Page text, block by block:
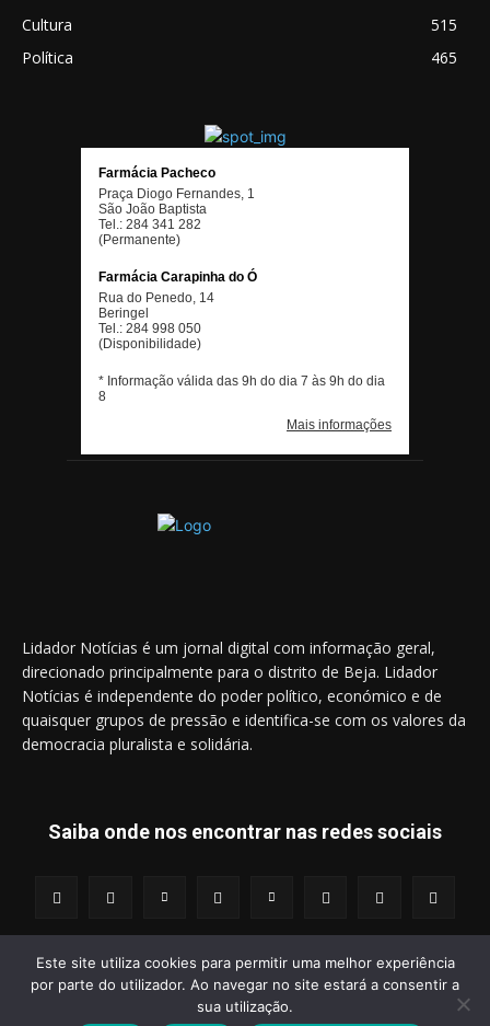
Cultura
515
Política
465
Lidador Notícias é um jornal digital com informação geral,
direcionado principalmente para o distrito de Beja. Lidador
Notícias é independente do poder político, económico e de
quaisquer grupos de pressão e identifica-se com os valores da
democracia pluralista e solidária.
Saiba onde nos encontrar nas redes sociais
© 2014 - 2025 Lidador Notícias. | Todos os Direitos Reservados.
Este site utiliza cookies para permitir uma melhor experiência
por parte do utilizador. Ao navegar no site estará a consentir a
sua utilização.